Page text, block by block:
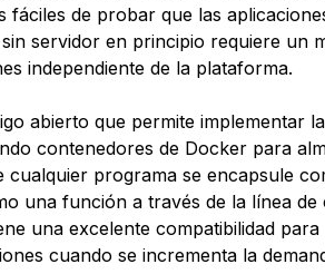
fáciles de probar que las
servidor en principio requiere un
independiente de la plataforma.
abierto que permite implementar
contenedores de Docker para
cualquier programa se encapsule
una función a través de la línea de
una excelente compatibilidad
cuando se incrementa la